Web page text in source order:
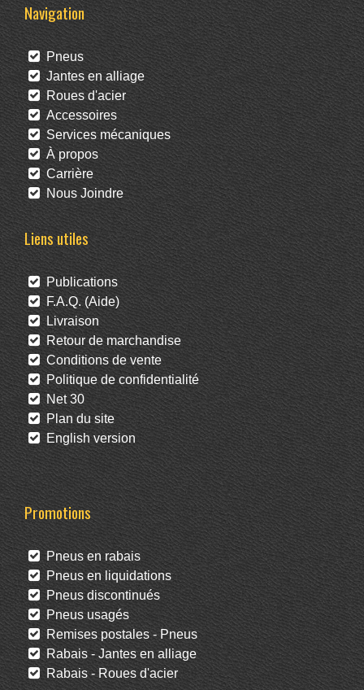
Navigation
Pneus
Jantes en alliage
Roues d'acier
Accessoires
Services mécaniques
À propos
Carrière
Nous Joindre
Liens utiles
Publications
F.A.Q. (Aide)
Livraison
Retour de marchandise
Conditions de vente
Politique de confidentialité
Net 30
Plan du site
English version
Promotions
Pneus en rabais
Pneus en liquidations
Pneus discontinués
Pneus usagés
Remises postales - Pneus
Rabais - Jantes en alliage
Rabais - Roues d'acier